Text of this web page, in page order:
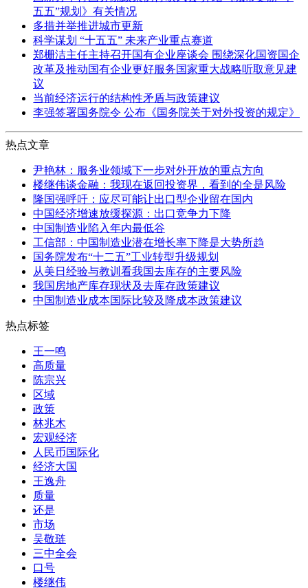
五五”规划》有关情况
多措并举推进城市更新
科学谋划 “十五五” 未来产业重点赛道
郑栅洁主任主持召开国有企业座谈会 围绕深化国资国企
改革及推动国有企业更好服务国家重大战略听取意见建
议
当前经济运行的结构性矛盾与政策建议
李强签署国务院令 公布《国务院关于对外投资的规定》
热点文章
尹艳林：服务业领域下一步对外开放的重点方向
楼继伟谈金融：我现在返回投资界，看到的全是风险
隆国强呼吁：应尽可能让出口型企业留在国内
中国经济增速放缓探源：出口竞争力下降
中国制造业陷入年内最低谷
工信部：中国制造业潜在增长率下降是大势所趋
国务院发布“十二五”工业转型升级规划
从美日经验与教训看我国去库存的主要风险
我国房地产库存现状及去库存政策建议
中国制造业成本国际比较及降成本政策建议
热点标签
王一鸣
高质量
陈宗兴
区域
政策
林兆木
宏观经济
人民币国际化
经济大国
王逸舟
质量
还是
市场
吴敬琏
三中全会
口号
楼继伟